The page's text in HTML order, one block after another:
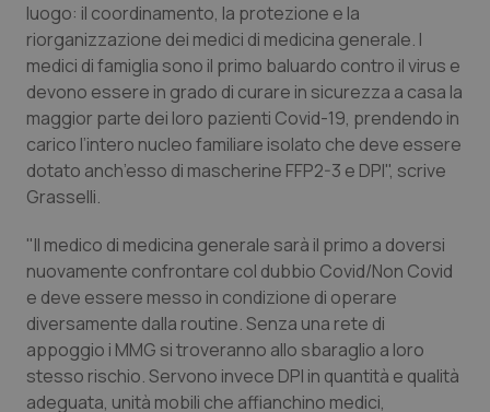
Piemonte
Provincia Autonoma di Bolzano
Provincia Autonoma di Trento
Puglia
Sardegna
Sicilia
Toscana
HIV
Infezioni & Febbre
Ipertensione & Scompenso
Malattie rare
Malattia di Crohn & Rettocolite Ulcerosa
Neuroscienze & patologie neurodegenerative
Obesità
luogo: il coordinamento, la protezione e la
riorganizzazione dei medici di medicina generale. I
medici di famiglia sono il primo baluardo contro il virus e
devono essere in grado di curare in sicurezza a casa la
maggior parte dei loro pazienti Covid-19, prendendo in
carico l’intero nucleo familiare isolato che deve essere
dotato anch’esso di mascherine FFP2-3 e DPI", scrive
Grasselli.
"Il medico di medicina generale sarà il primo a doversi
nuovamente confrontare col dubbio Covid/Non Covid
e deve essere messo in condizione di operare
diversamente dalla routine. Senza una rete di
appoggio i MMG si troveranno allo sbaraglio a loro
stesso rischio. Servono invece DPI in quantità e qualità
adeguata, unità mobili che affianchino medici,